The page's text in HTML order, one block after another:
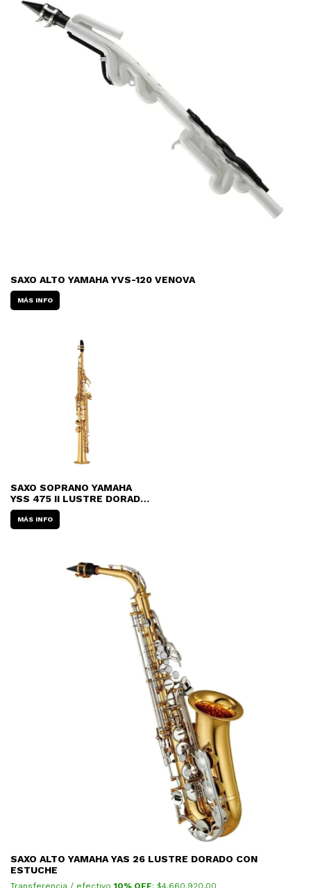
SAXO ALTO YAMAHA YVS-120 VENOVA
MÁS INFO
SAXO SOPRANO YAMAHA
YSS 475 II LUSTRE DORADO
CON ESTUCHE
MÁS INFO
SAXO ALTO YAMAHA YAS 26 LUSTRE DORADO CON
ESTUCHE
Transferencia / efectivo 10% OFF: $4.660.920,00